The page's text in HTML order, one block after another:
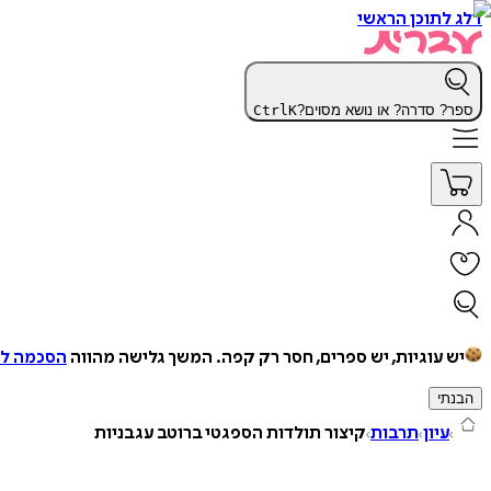
דלג לתוכן הראשי
ספר? סדרה? או נושא מסוים? CtrlK
יש עוגיות, יש ספרים, חסר רק קפה. המשך גלישה מהווה הסכמה
הבנתי
עיון תרבות קיצור תולדות הספגטי ברוטב עגבניות